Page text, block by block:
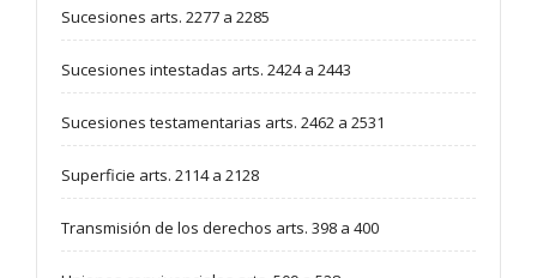
Sucesiones arts. 2277 a 2285
Sucesiones intestadas arts. 2424 a 2443
Sucesiones testamentarias arts. 2462 a 2531
Superficie arts. 2114 a 2128
Transmisión de los derechos arts. 398 a 400